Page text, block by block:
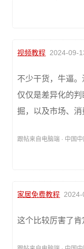
视频教程 2024-09-
不少干货，牛逼
仅仅是差异化的
掘，以及市场、消
跟帖来自电脑端 · 中国中
家居免费教程 2024-
这个比较厉害了